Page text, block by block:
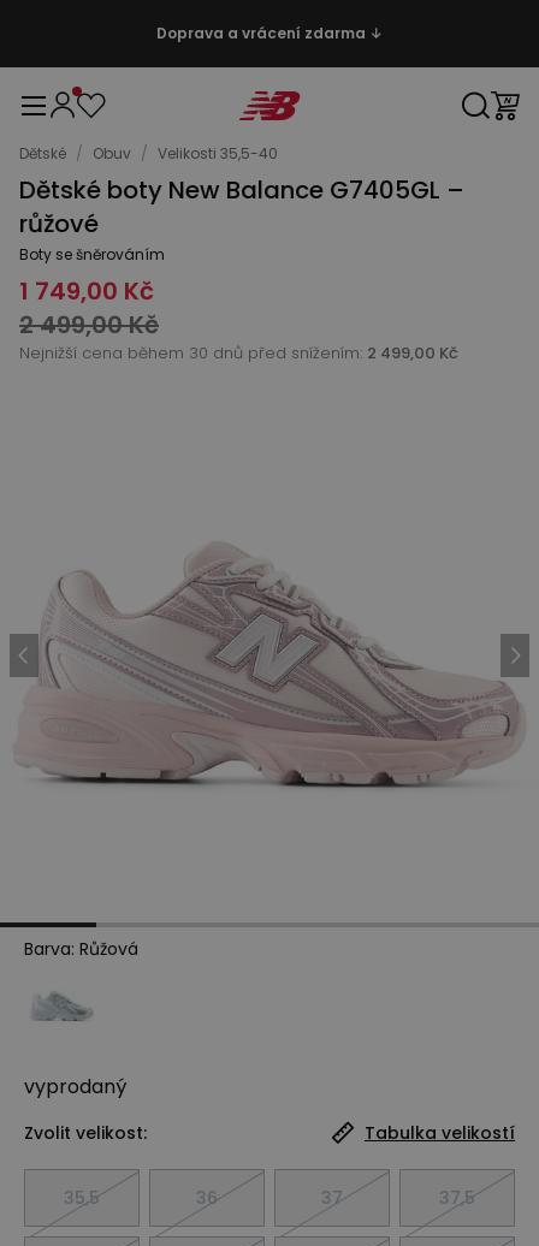
Doprava a vrácení zdarma ↓
Dětské / Obuv / Velikosti 35,5-40
Dětské boty New Balance G7405GL –
růžové
Boty se šněrováním
1 749,00 Kč
2 499,00 Kč
Nejnižší cena během 30 dnů před snížením: 2 499,00 Kč
Barva: Růžová
vyprodaný
Zvolit velikost: Tabulka velikostí
35,5 36 37 37,5